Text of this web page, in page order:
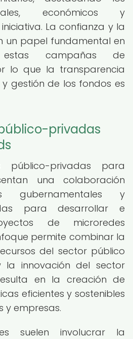
económicos y
La confianza y la
un papel fundamental en
campañas de
lo que la transparencia
gestión de los fondos es
privadas
público-privadas para
una colaboración
gubernamentales y
para desarrollar e
de microredes
permite combinar la
del sector público
innovación del sector
en la creación de
eficientes y sostenibles
y empresas.
suelen involucrar la